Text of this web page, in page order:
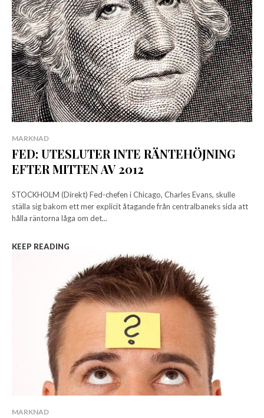
MARKNAD
FED: UTESLUTER INTE RÄNTEHÖJNING
EFTER MITTEN AV 2012
STOCKHOLM (Direkt) Fed-chefen i Chicago, Charles Evans, skulle
ställa sig bakom ett mer explicit åtagande från centralbaneks sida att
hålla räntorna låga om det...
KEEP READING
MARKNAD